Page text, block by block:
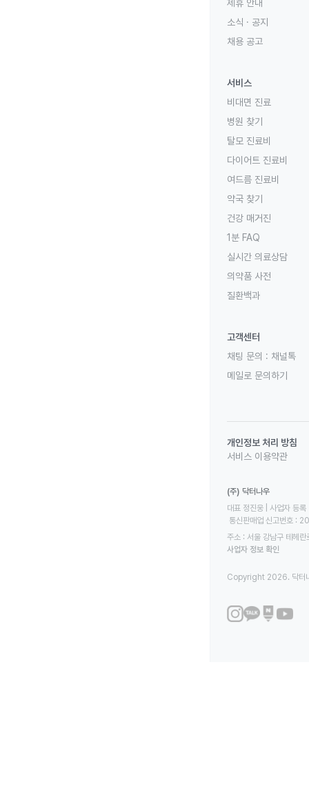
제휴 안내
소식 · 공지
채용 공고
서비스
비대면 진료
병원 찾기
탈모 진료비
다이어트 진료비
여드름 진료비
약국 찾기
건강 매거진
1분 FAQ
실시간 의료상담
의약품 사전
질환백과
고객센터
채팅 문의 : 채널톡
메일로 문의하기
개인정보 처리 방침
서비스 이용약관
(주) 닥터나우
대표 정진웅 | 사업자
통신판매업 신고번호
주소 : 서울 강남구 테헤
사업자 정보 확인
Copyright 2026. 닥터